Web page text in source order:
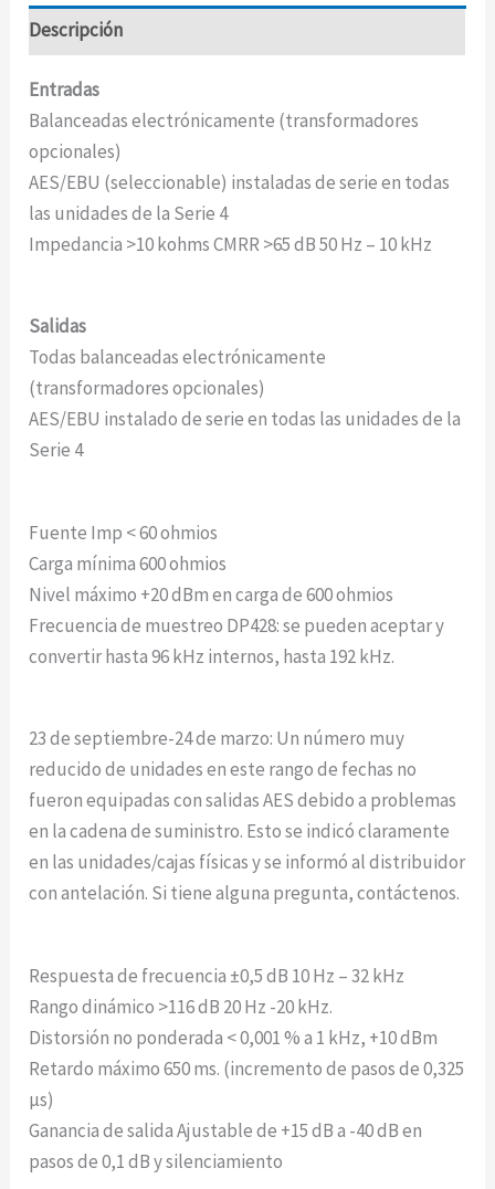
Descripción
Entradas
Balanceadas electrónicamente (transformadores
opcionales)
AES/EBU (seleccionable) instaladas de serie en todas
las unidades de la Serie 4
Impedancia >10 kohms CMRR >65 dB 50 Hz – 10 kHz
Salidas
Todas balanceadas electrónicamente
(transformadores opcionales)
AES/EBU instalado de serie en todas las unidades de la
Serie 4
Fuente Imp < 60 ohmios
Carga mínima 600 ohmios
Nivel máximo +20 dBm en carga de 600 ohmios
Frecuencia de muestreo DP428: se pueden aceptar y
convertir hasta 96 kHz internos, hasta 192 kHz.
23 de septiembre-24 de marzo: Un número muy
reducido de unidades en este rango de fechas no
fueron equipadas con salidas AES debido a problemas
en la cadena de suministro. Esto se indicó claramente
en las unidades/cajas físicas y se informó al distribuidor
con antelación. Si tiene alguna pregunta, contáctenos.
Respuesta de frecuencia ±0,5 dB 10 Hz – 32 kHz
Rango dinámico >116 dB 20 Hz -20 kHz.
Distorsión no ponderada < 0,001 % a 1 kHz, +10 dBm
Retardo máximo 650 ms. (incremento de pasos de 0,325
µs)
Ganancia de salida Ajustable de +15 dB a -40 dB en
pasos de 0,1 dB y silenciamiento